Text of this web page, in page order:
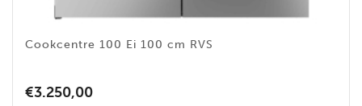
Cookcentre 100 Ei 100 cm RVS
€3.250,00